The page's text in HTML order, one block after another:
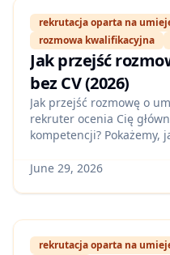
rekrutacja oparta na
rozmowa kwalifikacyjna
Jak przejść
bez CV (2026)
Jak przejść rozmowę o
rekruter ocenia Cię
kompetencji? Pokażemy,
opowiadać o nich
June 29, 2026
rekrutacja oparta na